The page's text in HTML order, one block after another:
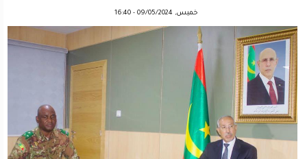
خميس, 09/05/2024 - 16:40